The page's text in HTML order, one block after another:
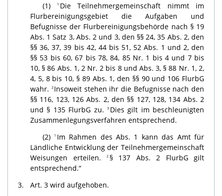
(1)
1 Die Teilnehmergemeinschaft nimmt im
Flurbereinigungsgebiet die Aufgaben und
Befugnisse der Flurbereinigungsbehörde nach § 19
Abs. 1 Satz 3, Abs. 2 und 3, den §§ 24, 35 Abs. 2, den
§§ 36, 37, 39 bis 42, 44 bis 51, 52 Abs. 1 und 2, den
§§ 53 bis 60, 67 bis 78, 84, 85 Nr. 1 bis 4 und 7 bis
10, § 86 Abs. 1, 2 Nr. 2 bis 8 und Abs. 3, § 88 Nr. 1, 2,
4, 5, 8 bis 10, § 89 Abs. 1, den §§ 90 und 106 FlurbG
wahr.
2 Insoweit stehen ihr die Befugnisse nach den
§§ 116, 123, 126 Abs. 2, den §§ 127, 128, 134 Abs. 2
und § 135 FlurbG zu.3 Dies gilt im beschleunigten
Zusammen­legungsverfahren entsprechend.
(2)
1 Im Rahmen des Abs. 1 kann das Amt für
Ländliche Entwicklung der Teilnehmergemeinschaft
Weisungen erteilen.
2 § 137 Abs. 2 FlurbG gilt
entsprechend.“
3.
Art. 3 wird aufgehoben.